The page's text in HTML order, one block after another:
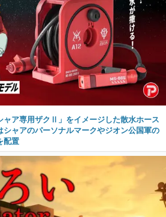
ャア専用ザクⅡ」をイメージした散水ホース
シャアのパーソナルマークやジオン公国軍の
配置